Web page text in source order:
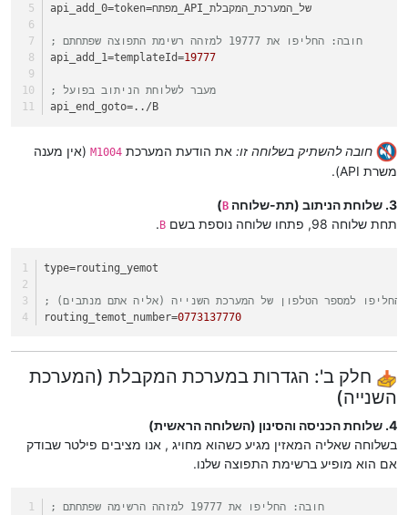
api_add_0
=token=מפתח_API_של_המערכת_המקבלת
; חובה: החליפו את 19777 למזהה רשימת התפוצה שפתחתם
api_add_1=templateId=19777
; מעבר לשלוחת הניתוב בפועל
api_end_goto=../B
חובה להשתיק בשלוחה זו: את הודעת המערכת M1004 (אין מענה
משרת API).
3. שלוחת הניתוב (תת-שלוחה B
)
תחת שלוחה 98, פתחו שלוחה נוספת בשם
B
.
type=routing_yemot
החליפו למספר הטלפון של המערכת השנייה (אליה אתם מנתבים)
routing_temot_number=0773137770
חלק ב': הגדרות במערכת המקבלת (המערכת
השנייה)
4. שלוחת הכניסה והסינון (השלוחה הראשית)
בשלוחה שאליה המאזין מגיע כשהוא מחויג , אנו מציבים פילטר שבודק
אם הוא מופיע ברשימת התפוצה שלנו.
; חובה: החליפו את 19777 למזהה הרשימה שפתחתם